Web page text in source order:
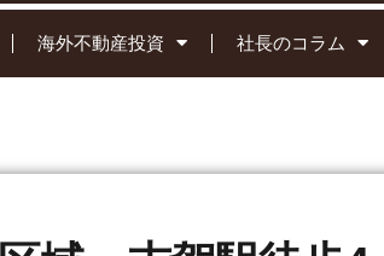
海外不動産投資 社長のコラム